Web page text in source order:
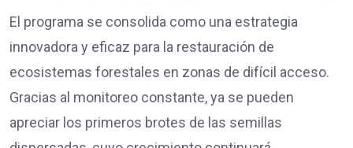
El programa se consolida como una estrategia
innovadora y eficaz para la restauración de
ecosistemas forestales en zonas de difícil acceso.
Gracias al monitoreo constante, ya se pueden
apreciar los primeros brotes de las semillas